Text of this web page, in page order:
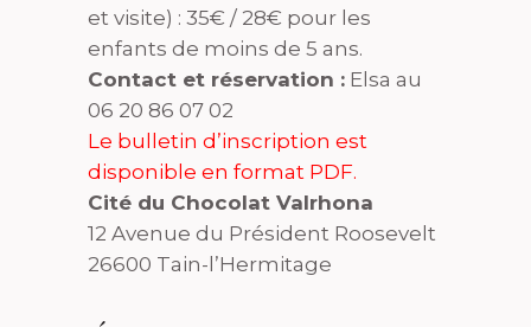
et visite) : 35€ / 28€ pour les
enfants de moins de 5 ans.
Contact et réservation : Elsa au
06 20 86 07 02
Le bulletin d’inscription est
disponible en format PDF.
Cité du Chocolat Valrhona
12 Avenue du Président Roosevelt
26600 Tain-l’Hermitage